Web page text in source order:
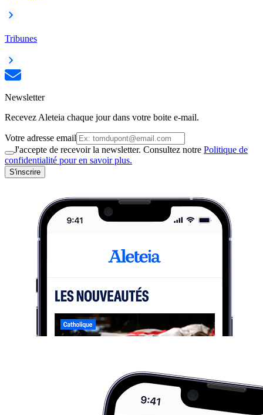
Tribunes
Newsletter
Recevez Aleteia chaque jour dans votre boite e-mail.
Votre adresse email
J'accepte de recevoir la newsletter. Consultez notre Politique de
confidentialité pour en savoir plus.
S'inscrire